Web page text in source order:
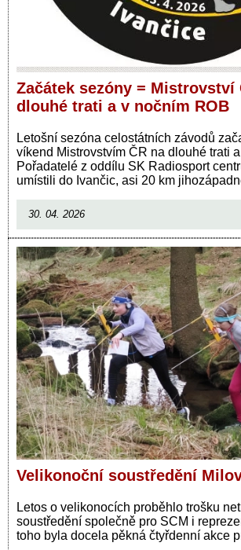
Začátek sezóny = Mistrovství
dlouhé trati a v nočním ROB
Letošní sezóna celostátních závodů
víkend Mistrovstvím ČR na dlouhé trati
Pořadatelé z oddílu SK Radiosport
umístili do Ivančic, asi 20 km
30. 04. 2026
Velikonoční soustředění
Letos o velikonocích proběhlo trošku
soustředění společně pro SCM i
toho byla docela pěkná čtyřdenní akce